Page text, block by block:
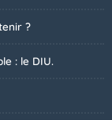
?
: le DIU.